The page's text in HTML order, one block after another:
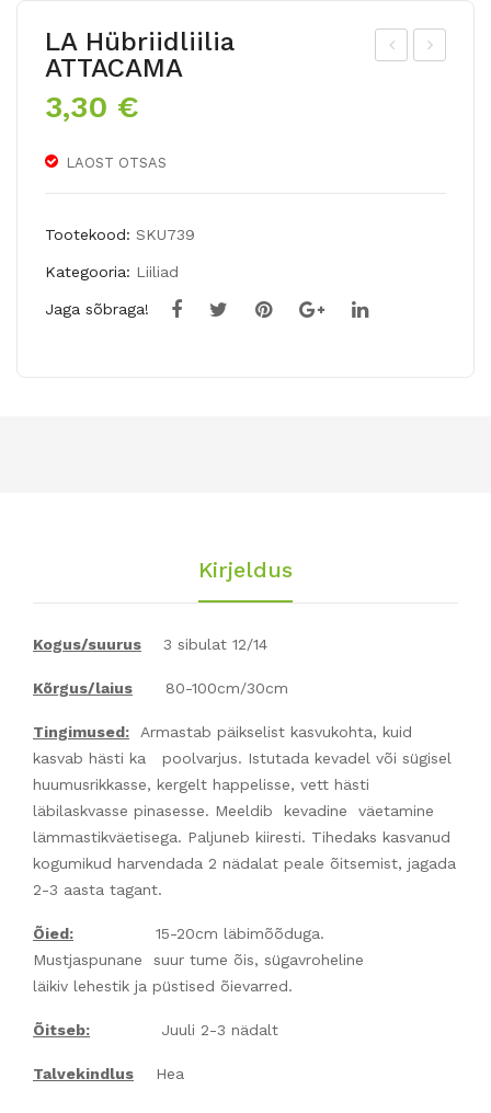
NA
CL
WH
LA Hübriidliilia
ATTACAMA
3,30 €
LAOST OTSAS
Tootekood: SKU739
Kategooria: Liiliad
Jaga sõbraga!
Kirjeldus
Kogus/suurus 3 sibulat 12/14
Kõrgus/laius 80-100cm/30cm
Tingimused: Armastab päikselist kasvukohta, kuid
kasvab hästi ka poolvarjus. Istutada kevadel või sügisel
huumusrikkasse, kergelt happelisse, vett hästi
läbilaskvasse pinasesse. Meeldib kevadine väetamine
lämmastikväetisega. Paljuneb kiiresti. Tihedaks kasvanud
kogumikud harvendada 2 nädalat peale õitsemist, jagada
2-3 aasta tagant.
Õied: 15-20cm läbimõõduga.
Mustjaspunane suur tume õis, sügavroheline
läikiv lehestik ja püstised õievarred.
Õitseb: Juuli 2-3 nädalt
Talvekindlus Hea